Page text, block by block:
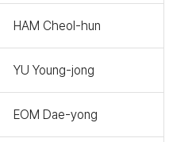
HAM Cheol-hun
YU Young-jong
EOM Dae-yong